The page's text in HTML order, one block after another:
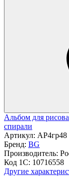
Альбом для
спирали
Артикул: АР4гр48
Бренд: BG
Производитель:
Код 1С: 10716558
Другие